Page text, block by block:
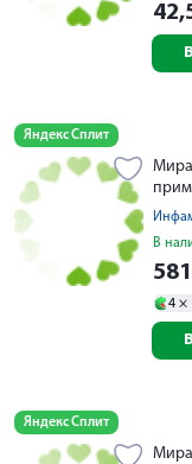
Яндекс Сплит
В
581
4 ×
Яндекс Сплит